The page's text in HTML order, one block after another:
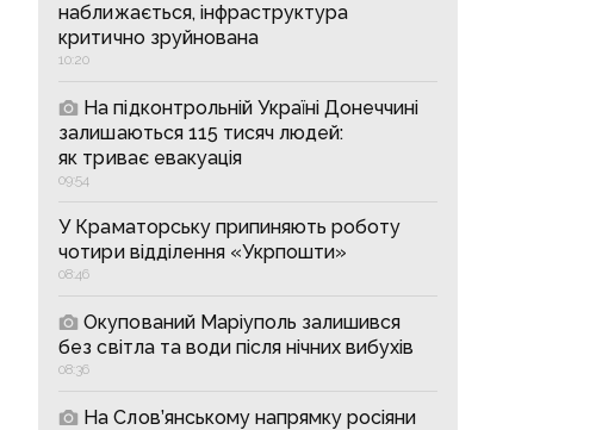
наближається, інфраструктура
критично зруйнована
10:20
На підконтрольній Україні Донеччині
залишаються 115 тисяч людей:
як триває евакуація
09:54
У Краматорську припиняють роботу
чотири відділення «Укрпошти»
08:46
Окупований Маріуполь залишився
без світла та води після нічних вибухів
08:36
На Слов’янському напрямку росіяни